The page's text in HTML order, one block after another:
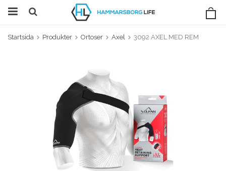
Startsida Produkter Ortoser Axel 3092 AXEL MED REM